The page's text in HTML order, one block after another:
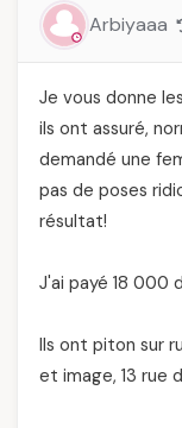
Arbiyaaa
Je vous donne
ils ont assuré,
demandé une
pas de poses
résultat!
J'ai payé 18 000
Ils ont piton sur
et image, 13 rue